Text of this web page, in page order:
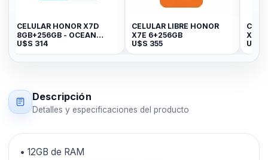
HONOR X7D
- OCEAN
CELULAR LIBRE HONOR
X7E 6+256GB
CELULAR LIBRE
X5C PLUS 4-
Descripción
Detalles y especificaciones del producto
• 12GB de RAM